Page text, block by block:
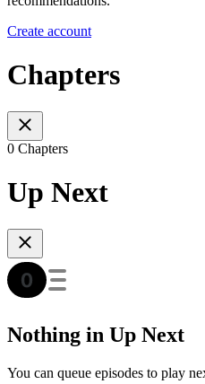
Create account
Chapters
0 Chapters
Up Next
Nothing in Up Next
You can queue episodes to play